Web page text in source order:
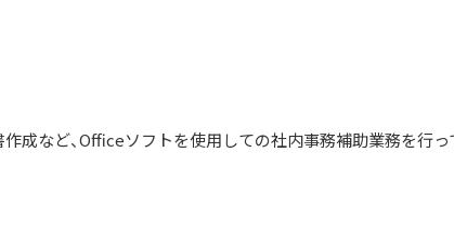
成など、Officeソフトを使用しての社内事務補助業務を行っ